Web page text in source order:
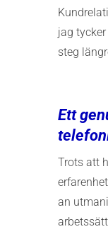
jag
steg
Ett
Trots att
an